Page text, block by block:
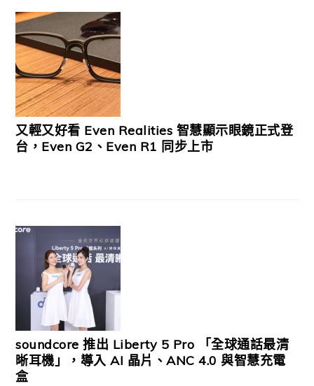
又輕又好看 Even Realities 智慧顯示眼鏡正式登
台，Even G2、Even R1 同步上市
soundcore 推出 Liberty 5 Pro 「全球通話最清
晰耳機」，導入 AI 晶片、ANC 4.0 與智慧充電
盒